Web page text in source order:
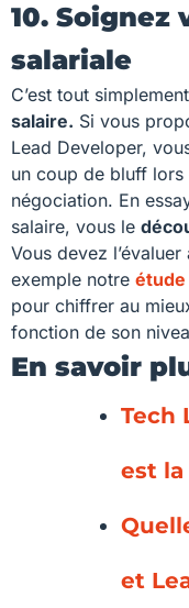
10.
salariale
C’est tout
salaire. Si vous
Lead Developer,
un coup de bluff lors
négociation. En
salaire, vous le
Vous devez
exemple notre étude
pour chiffrer au
fonction de son
En savoir
Tech
est
et